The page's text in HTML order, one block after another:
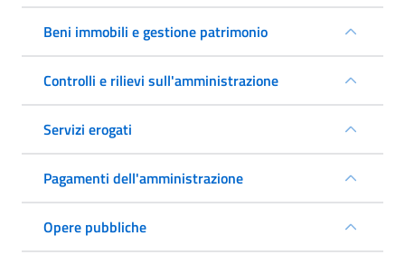
Beni immobili e gestione patrimonio
Controlli e rilievi sull'amministrazione
Servizi erogati
Pagamenti dell'amministrazione
Opere pubbliche